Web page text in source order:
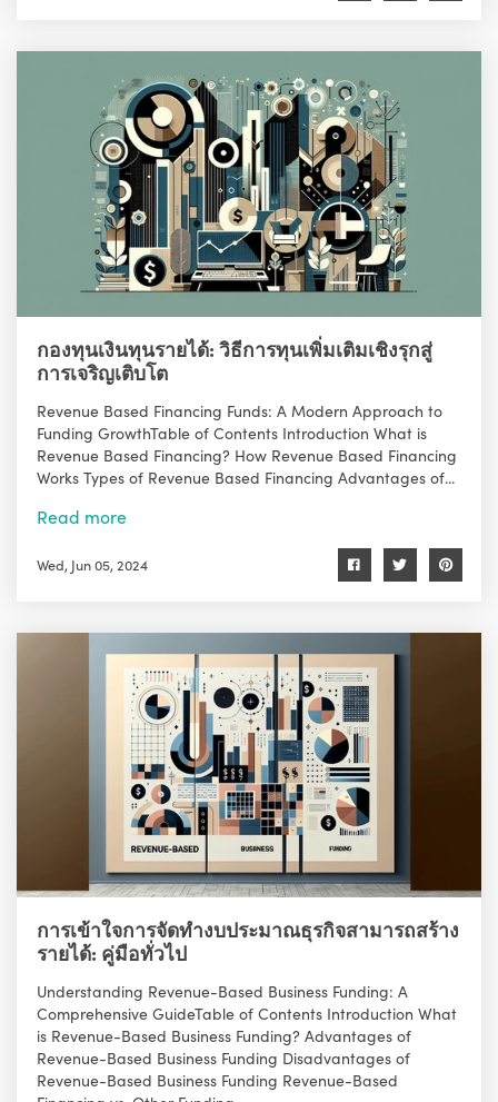
กองทุนเงินทุนรายได้: วิธีการทุนเพิ่มเติมเชิงรุกสู่
การเจริญเติบโต
Revenue Based Financing Funds: A Modern Approach to
Funding GrowthTable of Contents Introduction What is
Revenue Based Financing? How Revenue Based Financing
Works Types of Revenue Based Financing Advantages of...
Read more
Wed, Jun 05, 2024
การเข้าใจการจัดทำงบประมาณธุรกิจสามารถสร้าง
รายได้: คู่มือทั่วไป
Understanding Revenue-Based Business Funding: A
Comprehensive GuideTable of Contents Introduction What
is Revenue-Based Business Funding? Advantages of
Revenue-Based Business Funding Disadvantages of
Revenue-Based Business Funding Revenue-Based